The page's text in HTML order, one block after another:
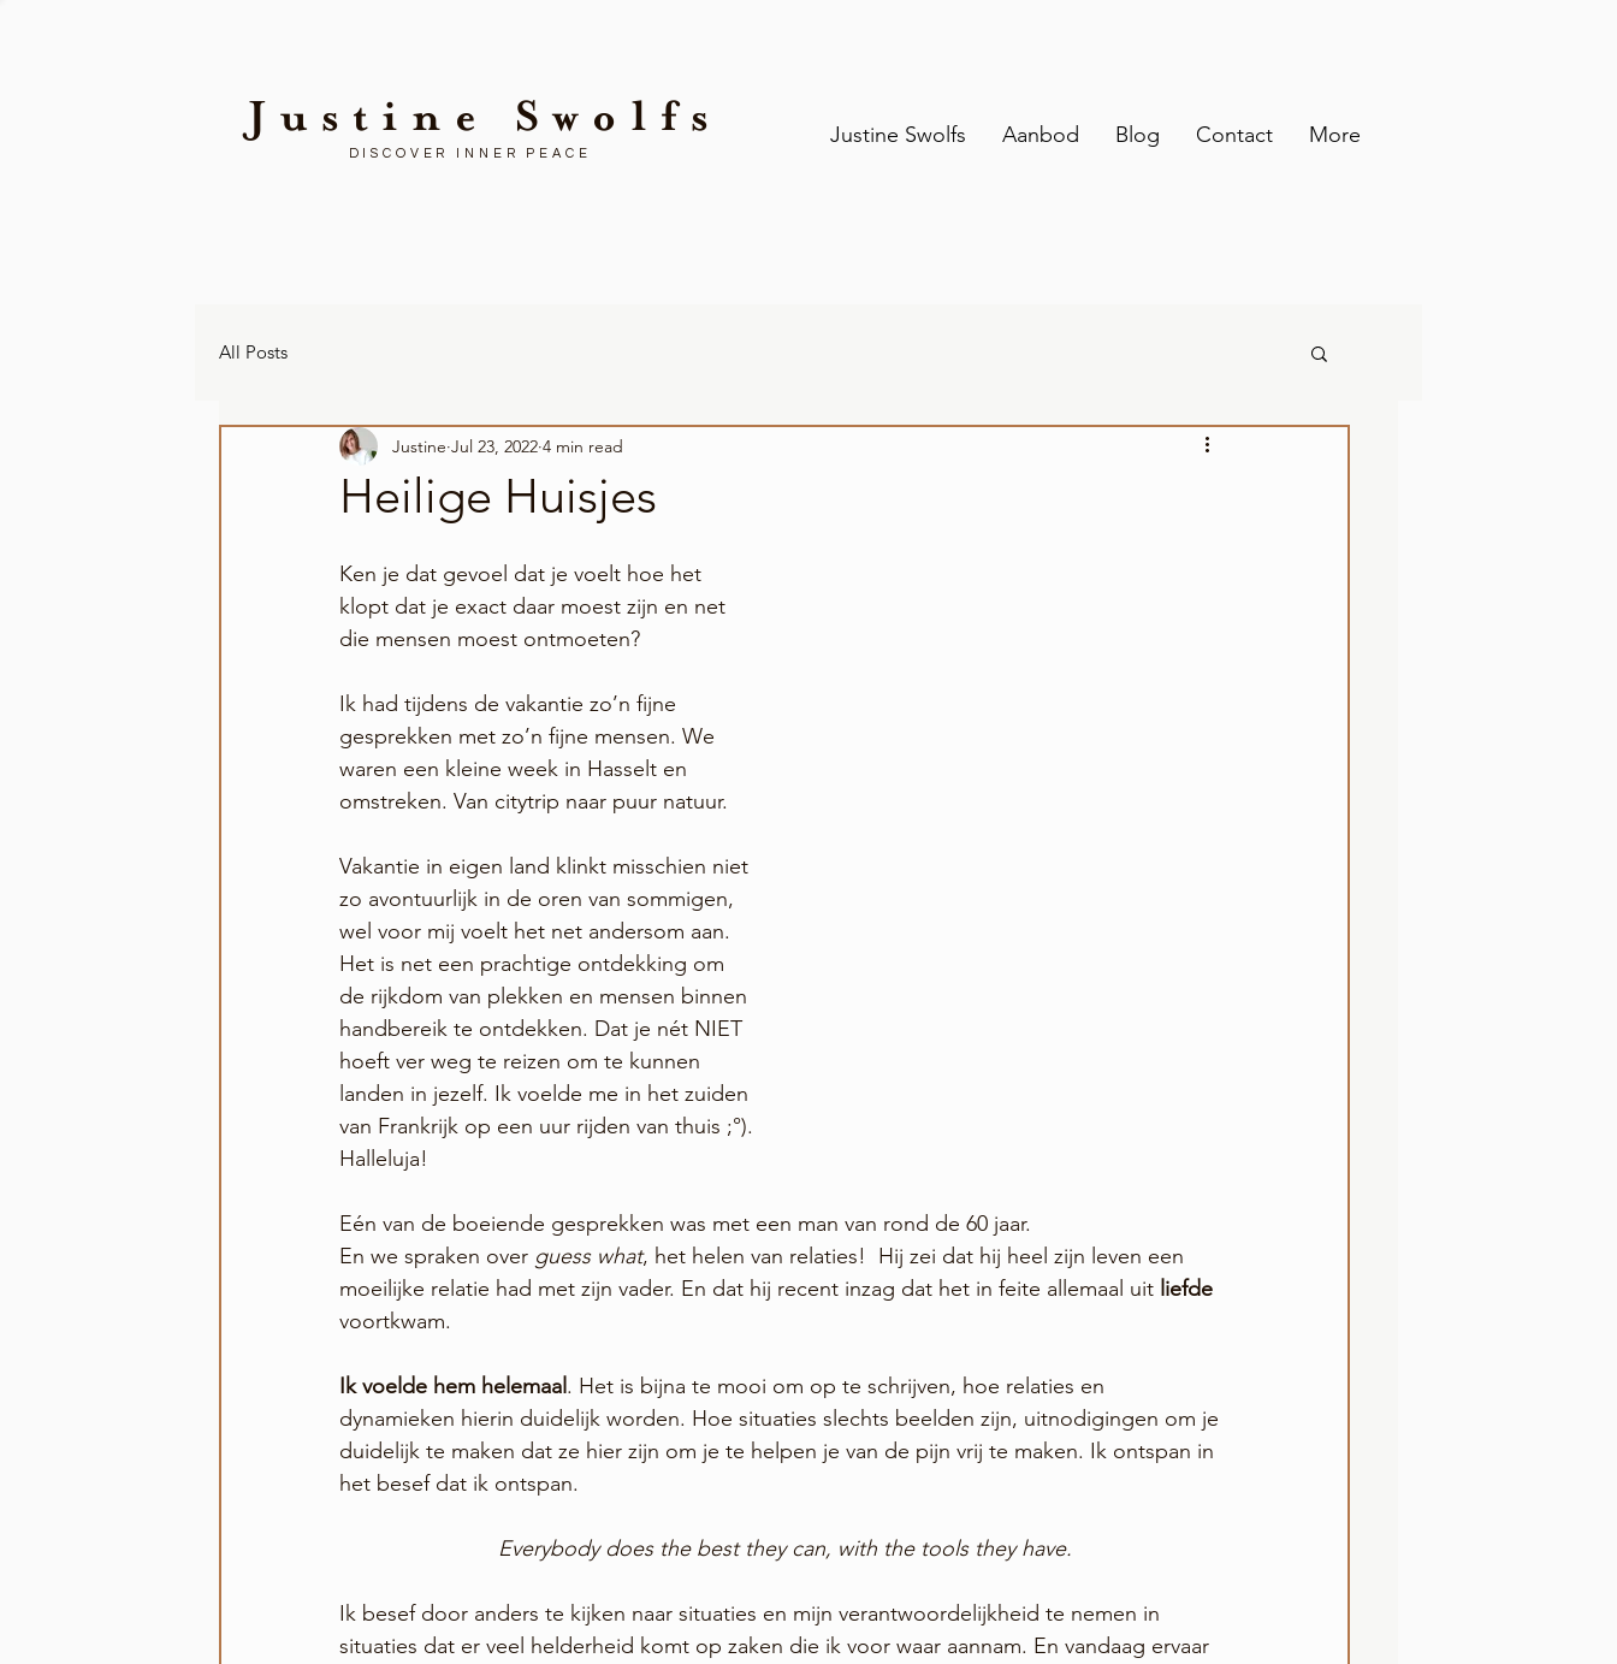
Justine Swolfs Aanbod Blog Contact More
Justine Swolfs
DISCOVER INNER PEACE
All Posts
Heilige Huisjes
Justine Jul 23, 2022 4 min read
Ken je dat gevoel dat je voelt hoe het
klopt dat je exact daar moest zijn en net
die mensen moest ontmoeten?
Ik had tijdens de vakantie zo’n fijne
gesprekken met zo’n fijne mensen. We
waren een kleine week in Hasselt en
omstreken. Van citytrip naar puur natuur.
Vakantie in eigen land klinkt misschien niet
zo avontuurlijk in de oren van sommigen,
wel voor mij voelt het net andersom aan.
Het is net een prachtige ontdekking om
de rijkdom van plekken en mensen binnen
handbereik te ontdekken. Dat je nét NIET
hoeft ver weg te reizen om te kunnen
landen in jezelf. Ik voelde me in het zuiden
van Frankrijk op een uur rijden van thuis ;°).
Halleluja!
Eén van de boeiende gesprekken was met een man van rond de 60 jaar.
En we spraken over guess what, het helen van relaties!  Hij zei dat hij heel zijn leven een
moeilijke relatie had met zijn vader. En dat hij recent inzag dat het in feite allemaal uit liefde
voortkwam.
Ik voelde hem helemaal . Het is bijna te mooi om op te schrijven, hoe relaties en
dynamieken hierin duidelijk worden. Hoe situaties slechts beelden zijn, uitnodigingen om je
duidelijk te maken dat ze hier zijn om je te helpen je van de pijn vrij te maken. Ik ontspan in
het besef dat ik ontspan.
Everybody does the best they can, with the tools they have.
Ik besef door anders te kijken naar situaties en mijn verantwoordelijkheid te nemen in
situaties dat er veel helderheid komt op zaken die ik voor waar aannam. En vandaag ervaar